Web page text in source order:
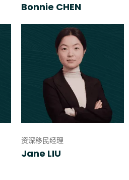
Bonnie CHEN
资深移民经理
Jane LIU